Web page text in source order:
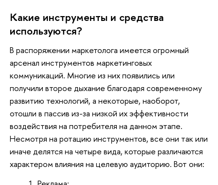
Какие инструменты и средства
используются?
В распоряжении маркетолога имеется огромный
арсенал инструментов маркетинговых
коммуникаций. Многие из них появились или
получили второе дыхание благодаря современному
развитию технологий, а некоторые, наоборот,
отошли в пассив из-за низкой их эффективности
воздействия на потребителя на данном этапе.
Несмотря на ротацию инструментов, все они так или
иначе делятся на четыре вида, которые различаются
характером влияния на целевую аудиторию. Вот они: